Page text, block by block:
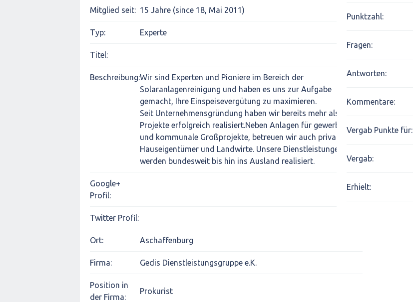
Mitglied seit: 15 Jahre (since 18, Mai 2011)
Typ: Experte
Titel:
Beschreibung:Wir sind Experten und Pioniere im Bereich der
Solaranlagenreinigung und haben es uns zur Aufgabe
gemacht, Ihre Einspeisevergütung zu maximieren.
Seit Unternehmensgründung haben wir bereits mehr als 400
Projekte erfolgreich realisiert.Neben Anlagen für gewerbliche
und kommunale Großprojekte, betreuen wir auch private
Hauseigentümer und Landwirte. Unsere Dienstleistungen
werden bundesweit bis hin ins Ausland realisiert.
Google+
Profil:
Twitter Profil:
Ort: Aschaffenburg
Firma: Gedis Dienstleistungsgruppe e.K.
Position in
der Firma:
Prokurist
Punktzahl:
Fragen:
Antworten:
Kommentare:
Vergab Punkte für:
Vergab:
Erhielt: